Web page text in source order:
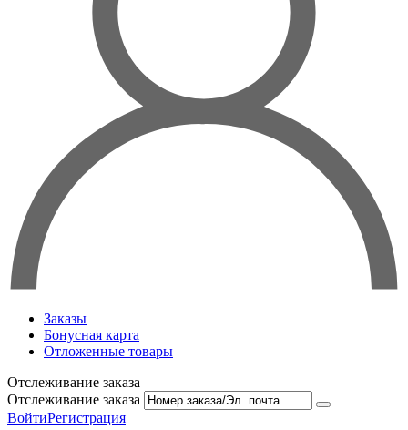
Заказы
Бонусная карта
Отложенные товары
Отслеживание заказа
Отслеживание заказа
ВойтиРегистрация